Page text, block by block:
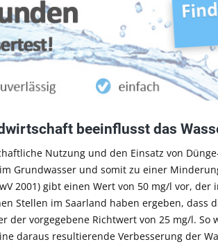
beeinflusst das
Nutzung und den Einsatz von
Grundwasser und somit zu einer
2001) gibt einen Wert von 50 mg/l vor,
Stellen im Saarland haben ergeben, dass
der vorgegebene Richtwert von 25 mg/l.
daraus resultierende Verbesserung der